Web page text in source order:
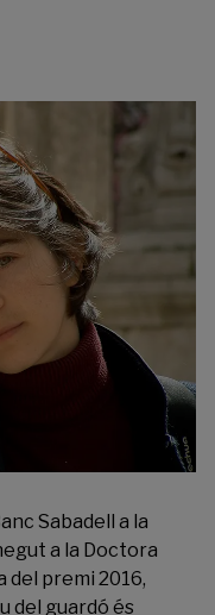
Sabadell a la
a la Doctora
del premi 2016,
del guardó és